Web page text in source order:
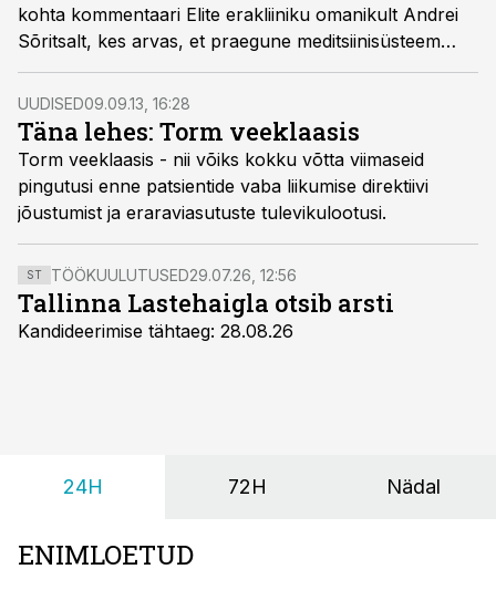
kohta kommentaari Elite erakliiniku omanikult Andrei
Sõritsalt, kes arvas, et praegune meditsiinisüsteem
suretab erahaiglad välja.
UUDISED09.09.13, 16:28
Täna lehes: Torm veeklaasis
Torm veeklaasis - nii võiks kokku võtta viimaseid
pingutusi enne patsientide vaba liikumise direktiivi
jõustumist ja eraraviasutuste tulevikulootusi.
ST TÖÖKUULUTUSED29.07.26, 12:56
Tallinna Lastehaigla otsib arsti
Kandideerimise tähtaeg: 28.08.26
24H 72H Nädal
ENIMLOETUD